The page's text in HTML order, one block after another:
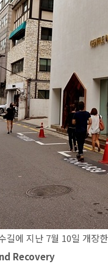
길에 지난 7월 10일 개장
Recovery